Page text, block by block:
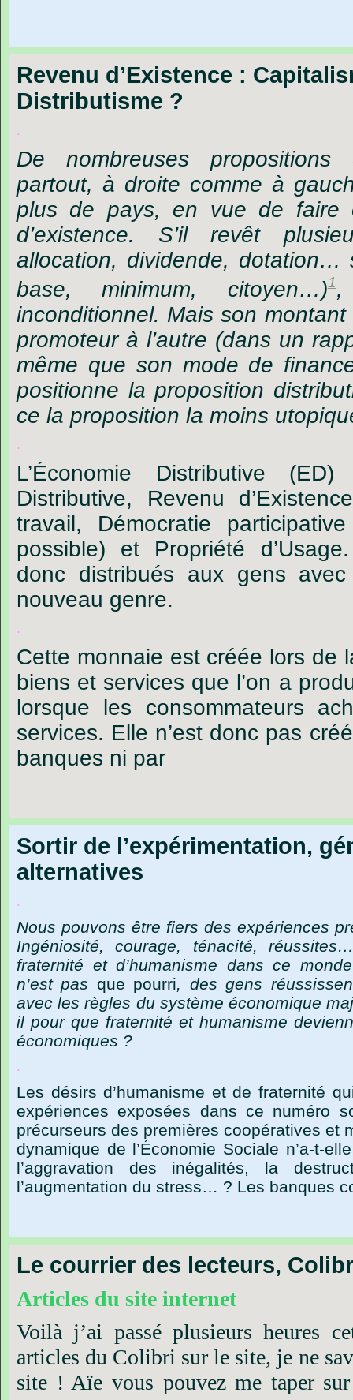
Revenu d’Existence :
Distributisme ?
.
De nombreuses
partout, à droite comme à
plus de pays, en vue de faire
d’existence. S’il revêt
allocation, dividende, dotation…
base, minimum, citoyen…)1,
inconditionnel. Mais son montant
promoteur à l’autre (dans un
même que son mode de
positionne la proposition
ce la proposition la moins
.
L’Économie Distributive
Distributive, Revenu
travail, Démocratie
possible) et Propriété
donc distribués aux gens
nouveau genre.
.
Cette monnaie est créée lors de
biens et services que l’on a
lorsque les consommateurs
services. Elle n’est donc pas
banques ni par
Sortir de l’expérimentation,
alternatives
.
Nous pouvons être fiers des expériences
Ingéniosité,
courage, ténacité,
fraternité et d’humanisme dans ce monde
n’est pas que pourri, des gens
avec les règles du système économique
il pour que fraternité et humanisme
économiques ?
.
Les désirs d’humanisme et de fraternité
expériences exposées dans ce numéro
précurseurs des premières coopératives et
dynamique de l’Économie Sociale n’a-t-
l’aggravation des inégalités, la
l’augmentation du stress… ? Les banques
Le courrier des lecteurs,
Articles du site internet
Voilà j’ai passé plusieurs heures
articles du Colibri sur le site, je ne
site ! Aïe vous pouvez me taper sur